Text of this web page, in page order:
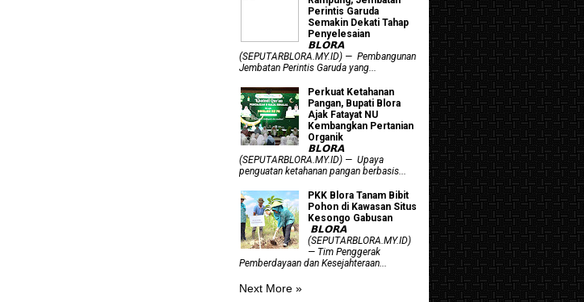
Perintis Garuda
Semakin Dekati Tahap
Penyelesaian
𝗕𝗟𝗢𝗥𝗔
(SEPUTARBLORA.MY.ID) — Pembangunan
Jembatan Perintis Garuda yang...
​Perkuat Ketahanan
Pangan, Bupati Blora
Ajak Fatayat NU
Kembangkan Pertanian
Organik
𝗕𝗟𝗢𝗥𝗔
(SEPUTARBLORA.MY.ID) — Upaya
penguatan ketahanan pangan berbasis...
PKK Blora Tanam Bibit
Pohon di Kawasan Situs
Kesongo Gabusan
‎ 𝗕𝗟𝗢𝗥𝗔
(SEPUTARBLORA.MY.ID)
— Tim Penggerak
Pemberdayaan dan Kesejahteraan...
Next More »